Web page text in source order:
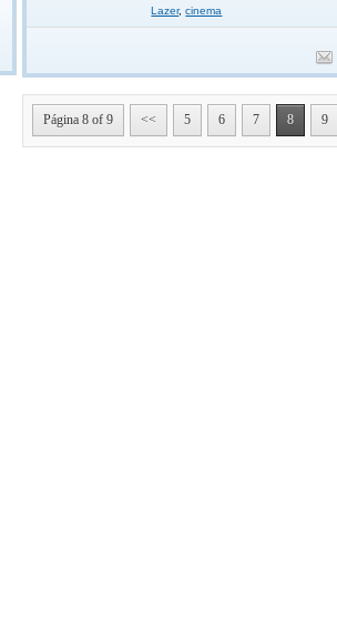
Lazer,cinema
Página 8 of 9 << 5 6 7 8 9